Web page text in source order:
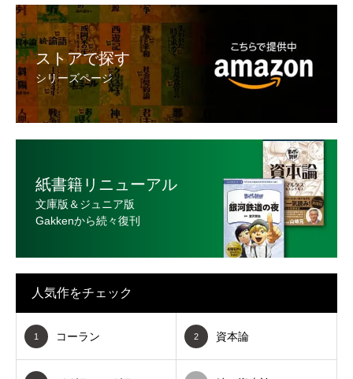
ストアで探す
シリーズページ
紙書籍リニューアル
文庫版＆ジュニア版
Gakkenから続々復刊
人気作をチェック
1 コーラン 2 資本論